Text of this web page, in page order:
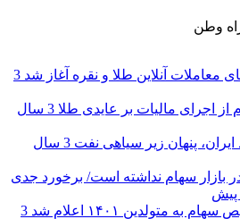
وطن
آنلاین طلا و نقره آغاز شد 3
از اجرای مالیات بر عایدی طلا
3 سال
پنهان زیر سیاهی نفت
3 سال
بازار سهام نداشته است/ برخورد جدی
متولدین ۱۴۰۱ اعلام شد
3